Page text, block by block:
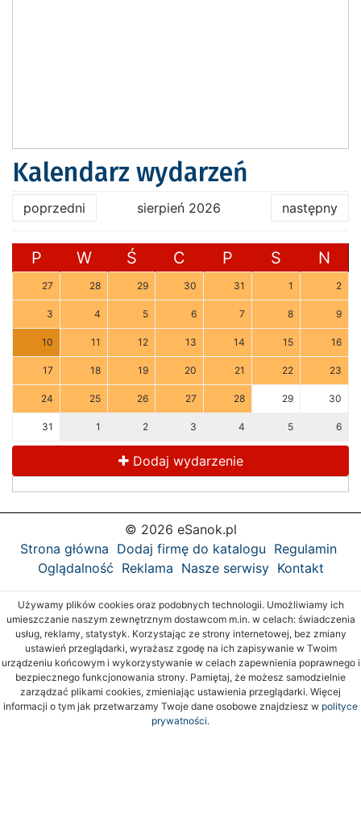
Kalendarz wydarzeń
poprzedni sierpień 2026 następny
P W Ś C P S N
27 28 29 30 31 1 2
3 4 5 6 7 8 9
10 11 12 13 14 15 16
17 18 19 20 21 22 23
24 25 26 27 28 29 30
31 1 2 3 4 5 6
Dodaj wydarzenie
© 2026 eSanok.pl
Strona główna Dodaj firmę do katalogu Regulamin
Oglądalność Reklama Nasze serwisy Kontakt
Używamy plików cookies oraz podobnych technologii. Umożliwiamy ich
umieszczanie naszym zewnętrznym dostawcom m.in. w celach: świadczenia
usług, reklamy, statystyk. Korzystając ze strony internetowej, bez zmiany
ustawień przeglądarki, wyrażasz zgodę na ich zapisywanie w Twoim
urządzeniu końcowym i wykorzystywanie w celach zapewnienia poprawnego i
bezpiecznego funkcjonowania strony. Pamiętaj, że możesz samodzielnie
zarządzać plikami cookies, zmieniając ustawienia przeglądarki. Więcej
informacji o tym jak przetwarzamy Twoje dane osobowe znajdziesz w polityce
prywatności.